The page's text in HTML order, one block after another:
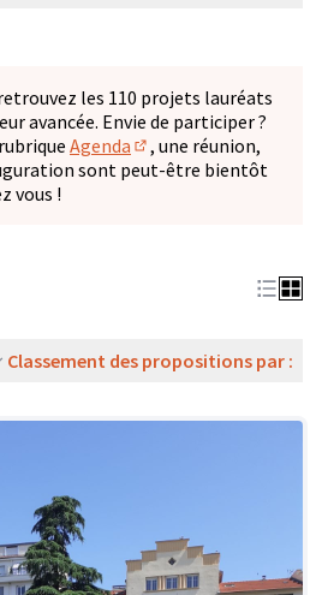
les 110 projets lauréats
avancée. Envie de participer ?
Agenda
(S'ouvre dans un
, une réunion,
sont peut-être bientôt
vous !
Classement des propositions par :